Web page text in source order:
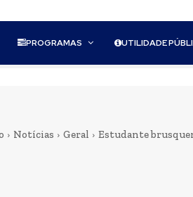
PROGRAMAS UTILIDADE
Notícias Geral Estudante